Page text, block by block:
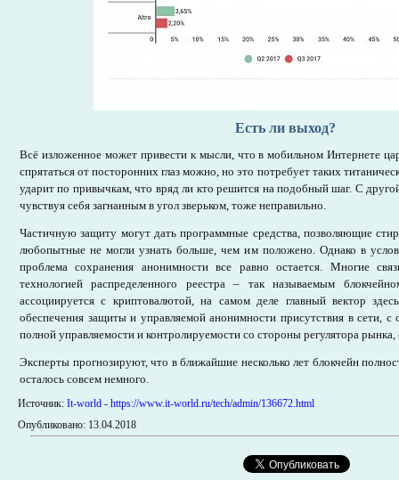
Есть ли выход?
Всё изложенное может привести к мысли, что в мобильном Интернете
спрятаться от посторонних глаз можно, но это потребует таких
ударит по привычкам, что вряд ли кто решится на подобный шаг. С
чувствуя себя загнанным в угол зверьком, тоже неправильно.
Частичную защиту могут дать программные средства, позволяющие
любопытные не могли узнать больше, чем им положено. Однако в
проблема сохранения анонимности все равно остается. Многие
технологией распределенного реестра – так называемым
ассоциируется с криптовалютой, на самом деле главный вектор
обеспечения защиты и управляемой анонимности присутствия в сети,
полной управляемости и контролируемости со стороны регулятора рынка,
Эксперты прогнозируют, что в ближайшие несколько лет блокчейн
осталось совсем немного.
Источник: It-world - https://www.it-world.ru/tech/admin/136672.html
Опубликовано: 13.04.2018